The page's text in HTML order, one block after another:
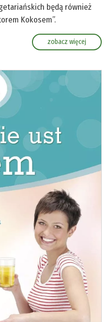
będą również
Kokosem”.
zobacz więcej